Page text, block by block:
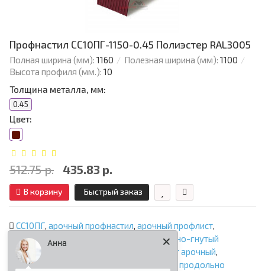
Профнастил СС10ПГ-1150-0.45 Полиэстер RAL3005
Полная ширина (мм): 1160 Полезная ширина (мм): 1100
Высота профиля (мм.): 10
Толщина металла, мм:
0.45
Цвет:
512.75 р. 435.83 р.
В корзину Быстрый заказ
СС10ПГ, арочный профнастил, арочный профлист,
продольно-гнутый профнастил
продольно-гнутый
профлист
профлист арочный,
профнастил продольно гнутый
профлист продольно
Анна